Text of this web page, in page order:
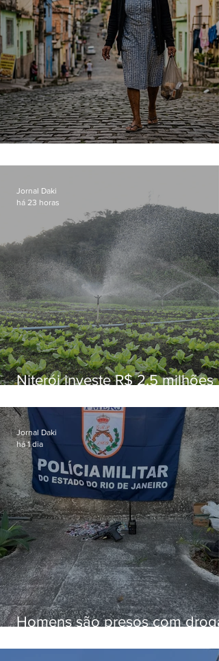
Niterói investe R$ 2,5 milhões
familiar para merenda escolar
Jornal Daki
há 23 horas
Homens são presos com
Jornal Daki
há 1 dia